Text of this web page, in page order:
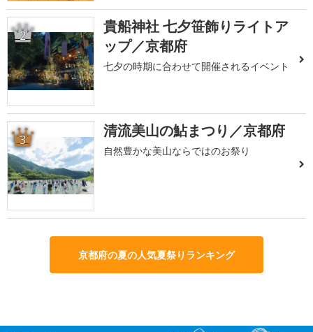
2
貴船神社 七夕笹飾りライトア
ップ／京都府
七夕の時期に合わせて開催されるイベント
3 清流美山の鮎まつり／京都府
自然豊かな美山ならではのお祭り
京都府の夏の人気夏祭りランキング